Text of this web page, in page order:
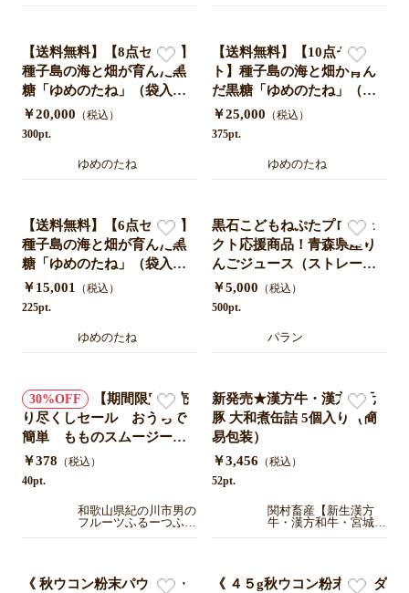
【送料無料】【8点セット】
種子島の海と畑が育んだ黒
糖「ゆめのたね」（袋入り /
200g）
￥20,000 （税込）
300pt.
ゆめのたね
【送料無料】【10点セッ
ト】種子島の海と畑が育ん
だ黒糖「ゆめのたね」（袋
入り / 200g）
￥25,000 （税込）
375pt.
ゆめのたね
【送料無料】【6点セット】
種子島の海と畑が育んだ黒
糖「ゆめのたね」（袋入り /
200g）
￥15,001
（税込）
225pt.
ゆめのたね
黒石こどもねぷたプロジェ
クト応援商品！青森県産り
んごジュース（ストレー
ト）１８０ｍｌ瓶６本セッ
ト【送料込み】
￥5,000 （税込）
500pt.
パラン
30
【期間限定】売
り尽くしセール おうちで
簡単 もものスムージー２
００ｇ和歌山県紀の川市産
(有機肥料・減農薬栽培)
￥378 （税込）
40pt.
和歌山県紀の川市男の
フルーツふるーつふぁ
新発売★漢方牛・漢方三元
豚 大和煮缶詰 5個入り（簡
易包装）
￥3,456 （税込）
52pt.
関村畜産【新生漢方
牛・漢方和牛・宮城県
《 秋ウコン粉末パウダー・
《 ４５g秋ウコン粉末パウダ